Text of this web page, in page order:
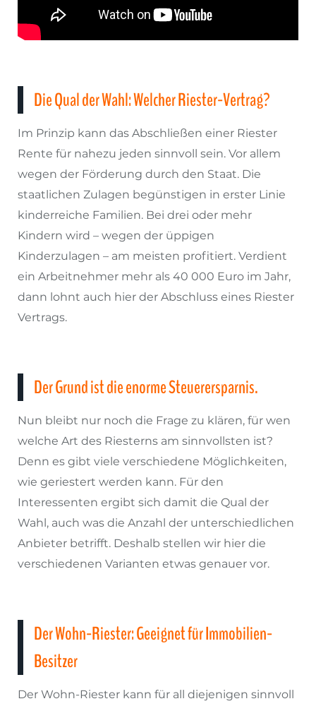
Die Qual der Wahl: Welcher Riester-Vertrag?
Im Prinzip kann das Abschließen einer Riester
Rente für nahezu jeden sinnvoll sein. Vor allem
wegen der Förderung durch den Staat. Die
staatlichen Zulagen begünstigen in erster Linie
kinderreiche Familien. Bei drei oder mehr
Kindern wird – wegen der üppigen
Kinderzulagen – am meisten profitiert. Verdient
ein Arbeitnehmer mehr als 40 000 Euro im Jahr,
dann lohnt auch hier der Abschluss eines Riester
Vertrags.
Der Grund ist die enorme Steuerersparnis.
Nun bleibt nur noch die Frage zu klären, für wen
welche Art des Riesterns am sinnvollsten ist?
Denn es gibt viele verschiedene Möglichkeiten,
wie geriestert werden kann. Für den
Interessenten ergibt sich damit die Qual der
Wahl, auch was die Anzahl der unterschiedlichen
Anbieter betrifft. Deshalb stellen wir hier die
verschiedenen Varianten etwas genauer vor.
Der Wohn-Riester: Geeignet für Immobilien-
Besitzer
Der Wohn-Riester kann für all diejenigen sinnvoll